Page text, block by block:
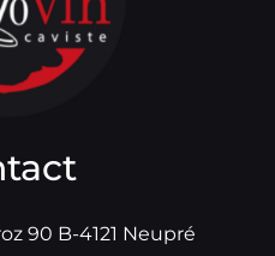
90 B-4121 Neupré